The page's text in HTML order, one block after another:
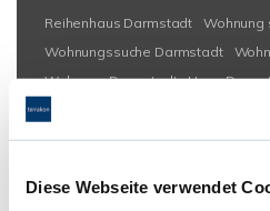
Diese Webseite verwendet
Reihenhaus Darmstadt
Wohnung
Wohnungssuche Darmstadt
Wohnung Darmstadt
Haus
kaufen Darmstadt
Darmstadt
Hauskauf Darmstadt